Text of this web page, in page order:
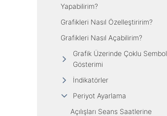
Yapabilirim?
Grafikleri Nasıl Özelleştiririm?
Grafikleri Nasıl Açabilirim?
Grafik Üzerinde Çoklu Sembol
Gösterimi
İndikatörler
Periyot Ayarlama
Açılışları Seans Saatlerine